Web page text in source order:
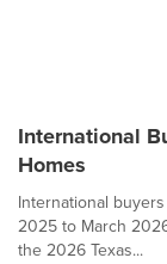
International
Homes
International
2025 to March
the 2026 Texas...